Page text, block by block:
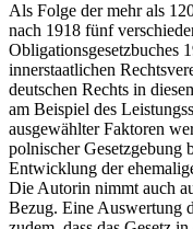
Als Folge der mehr als
nach 1918 fünf
Obligationsgesetzbuches
innerstaatlichen
deutschen Rechts in
am Beispiel des
ausgewählter Faktoren
polnischer Gesetzgebung
Entwicklung der
Die Autorin nimmt auch
Bezug. Eine Auswertung